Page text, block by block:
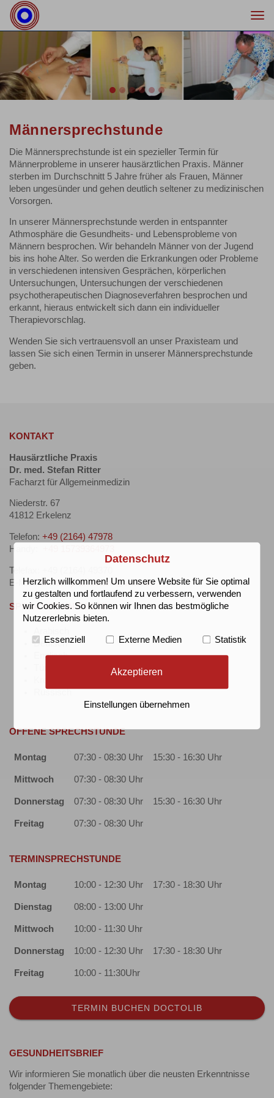
Previous
Männersprechstunde
Die Männersprechstunde ist ein spezieller Termin für
Männerprobleme in unserer hausärztlichen Praxis. Männer
sterben im Durchschnitt 5 Jahre früher als Frauen, Männer
leben ungesünder und gehen deutlich seltener zu medizinischen
Vorsorgen.
In unserer Männersprechstunde werden in entspannter
Athmosphäre die Gesundheits- und Lebensprobleme von
Männern besprochen. Wir behandeln Männer von der Jugend
bis ins hohe Alter. So werden die Erkrankungen oder Probleme
in verschiedenen intensiven Gesprächen, körperlichen
Untersuchungen, Untersuchungen der verschiedenen
psychotherapeutischen Diagnoseverfahren besprochen und
erkannt, hieraus entwickelt sich dann ein individueller
Therapievorschlag.
Wenden Sie sich vertrauensvoll an unser Praxisteam und
lassen Sie sich einen Termin in unserer Männersprechstunde
geben.
KONTAKT
Hausärztliche Praxis
Dr. med. Stefan Ritter
Facharzt für Allgemeinmedizin
Niederstr. 67
41812 Erkelenz
Telefon: +49 (2164) 47978
Handy:
Telefax: +49 (2164) 49370
E-Mail:dr.ritter-praxisteam@web.de
SPRACHKENNTNISSE
Deutsch
Englisch
Russisch
OFFENE SPRECHSTUNDE
Montag 07:30 - 08:30 Uhr 15:30 - 16:30 Uhr
Mittwoch 07:30 - 08:30 Uhr
Donnerstag 07:30 - 08:30 Uhr 15:30 - 16:30 Uhr
Freitag 07:30 - 08:30 Uhr
TERMINSPRECHSTUNDE
Montag 10:00 - 12:30 Uhr 17:30 - 18:30 Uhr
Dienstag 08:00 - 13:00 Uhr
Mittwoch 10:00 - 11:30 Uhr
Donnerstag 10:00 - 12:30 Uhr 17:30 - 18:30 Uhr
Freitag 10:00 - 11:30Uhr
TERMIN BUCHEN DOCTOLIB
GESUNDHEITSBRIEF
Wir informieren Sie monatlich über die neusten Erkenntnisse
folgender Themengebiete:
Datenschutz
Herzlich willkommen! Um unsere Website für Sie optimal
zu gestalten und fortlaufend zu verbessern, verwenden
wir Cookies. So können wir Ihnen das bestmögliche
Nutzererlebnis bieten.
Essenziell Externe Medien Statistik
Akzeptieren
Einstellungen übernehmen